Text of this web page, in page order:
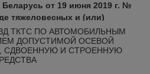
Беларусь от 19 июня 2019 г. №
тяжеловесных и (или)
транспортных средств
ТКТС ПО АВТОМОБИЛЬНЫМ
ДОПУСТИМОЙ ОСЕВОЙ
СДВОЕННУЮ И СТРОЕННУЮ